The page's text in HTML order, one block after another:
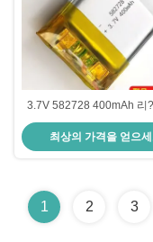
3.7V 582728 400mAh 리
폴리머 배터리 UN38.3
리머 배터리 전원 은
최상의 가격을 얻으
1 2 3